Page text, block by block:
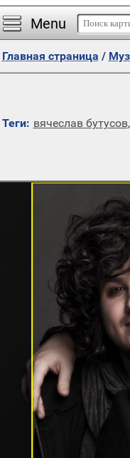
Menu
Главная страница /
Теги: вячеслав бутусов,